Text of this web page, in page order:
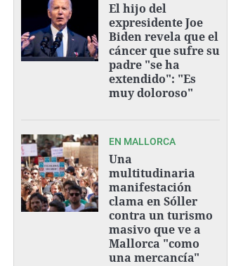
El hijo del
expresidente Joe
Biden revela que el
cáncer que sufre su
padre "se ha
extendido": "Es
muy doloroso"
EN MALLORCA
Una
multitudinaria
manifestación
clama en Sóller
contra un turismo
masivo que ve a
Mallorca "como
una mercancía"